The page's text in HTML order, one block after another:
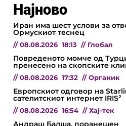
Најново
Иран има шест услови за
Ормускиот теснец
// 08.08.2026 18:13 // Глобал
Повреденото момче од
пренесено на скопските
// 08.08.2026 17:32 // Органик
Европскиот одговор на
сателитскиот интернет IRIS²
// 08.08.2026 16:54 // Хај-тек
Андраш Балша, поранешен